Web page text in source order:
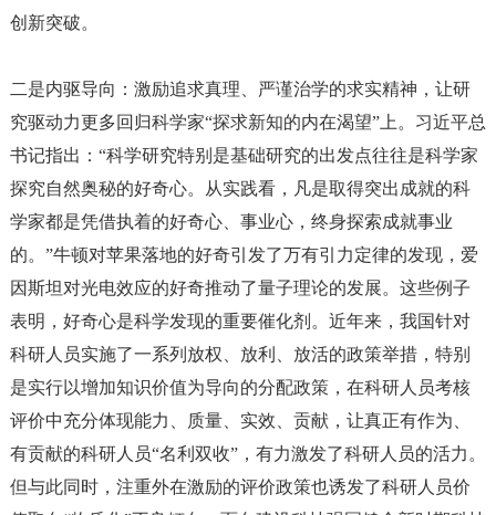
创新突破。
二是内驱导向：激励追求真理、严谨治学的求实精神，让研
究驱动力更多回归科学家“探求新知的内在渴望”上。习近平总
书记指出：“科学研究特别是基础研究的出发点往往是科学家
探究自然奥秘的好奇心。从实践看，凡是取得突出成就的科
学家都是凭借执着的好奇心、事业心，终身探索成就事业
的。”牛顿对苹果落地的好奇引发了万有引力定律的发现，爱
因斯坦对光电效应的好奇推动了量子理论的发展。这些例子
表明，好奇心是科学发现的重要催化剂。近年来，我国针对
科研人员实施了一系列放权、放利、放活的政策举措，特别
是实行以增加知识价值为导向的分配政策，在科研人员考核
评价中充分体现能力、质量、实效、贡献，让真正有作为、
有贡献的科研人员“名利双收”，有力激发了科研人员的活力。
但与此同时，注重外在激励的评价政策也诱发了科研人员价